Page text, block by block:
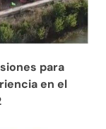
para
en el